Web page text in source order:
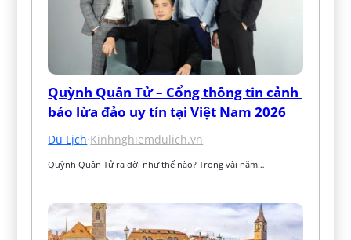
Quỳnh Quân Tử – Cổng thông tin cảnh
báo lừa đảo uy tín tại Việt Nam 2026
Du Lịch·Kinhnghiemdulich.vn
Quỳnh Quân Tử ra đời như thế nào? Trong vài năm…